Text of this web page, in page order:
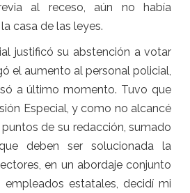
al receso, aún no había
casa de las leyes.
justificó su abstención a votar
el aumento al personal policial,
a último momento. Tuvo que
Especial, y como no alcancé
de su redacción, sumado
deben ser solucionada la
en un abordaje conjunto
estatales, decidí mi